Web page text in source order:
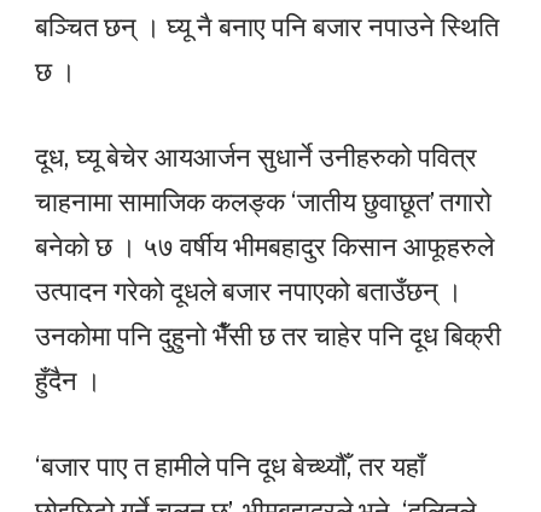
बञ्चित छन् । घ्यू नै बनाए पनि बजार नपाउने स्थिति
छ ।
दूध, घ्यू बेचेर आयआर्जन सुधार्ने उनीहरुको पवित्र
चाहनामा सामाजिक कलङ्क ‘जातीय छुवाछूत’ तगारो
बनेको छ । ५७ वर्षीय भीमबहादुर किसान आफूहरुले
उत्पादन गरेको दूधले बजार नपाएको बताउँछन् ।
उनकोमा पनि दुहुनो भैँसी छ तर चाहेर पनि दूध बिक्री
हुँदैन ।
‘बजार पाए त हामीले पनि दूध बेच्थ्यौँ, तर यहाँ